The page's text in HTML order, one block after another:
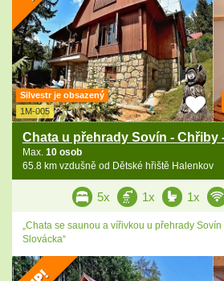
Silvestr je obsazený
1M-005
Chata u přehrady Sovín - Chřiby
Max. 10 osob
65.8 km vzdušně od Dětské hřiště Halenkov
5x 1x 1x
„Chata se saunou a vířivkou u přehrady
Slovácka“